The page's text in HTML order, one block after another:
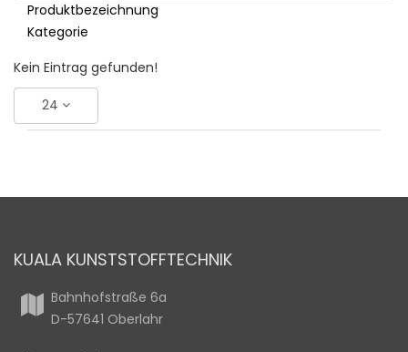
Produktbezeichnung
Kategorie
Kein Eintrag gefunden!
24
KUALA KUNSTSTOFFTECHNIK
Bahnhofstraße 6a
D-57641 Oberlahr